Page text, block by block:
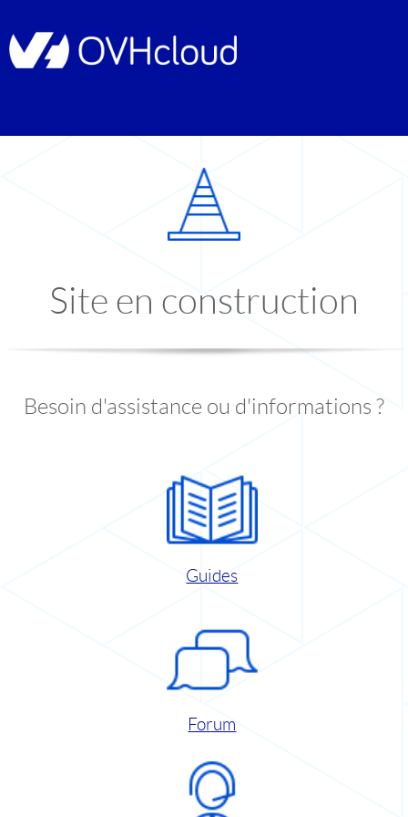
Site en construction
Besoin d'assistance ou d'informations ?
Guides
Forum